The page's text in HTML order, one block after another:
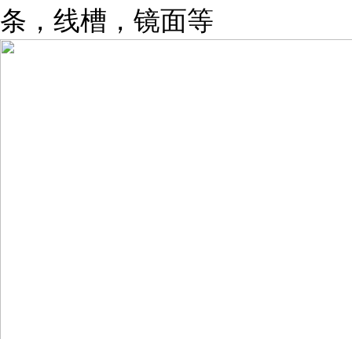
条，线槽，镜面等